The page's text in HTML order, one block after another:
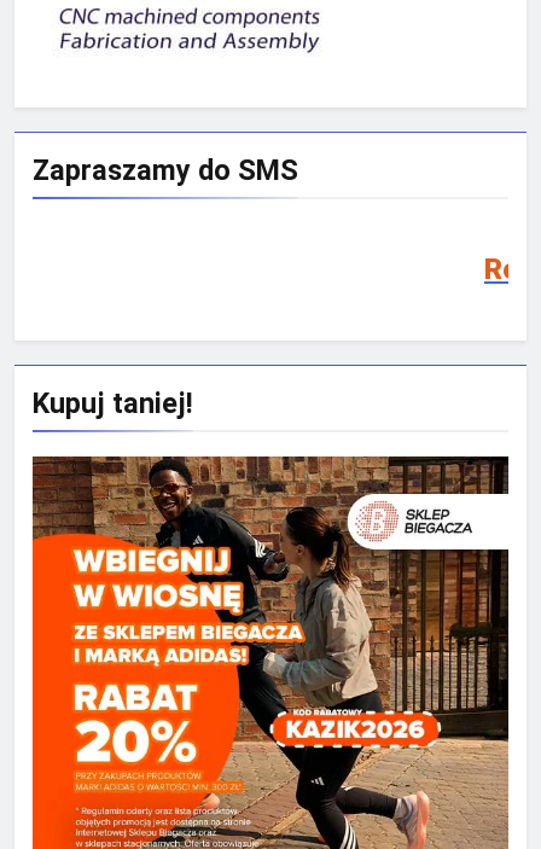
Zapraszamy do SMS
Rekrutacja SMS
Kupuj taniej!